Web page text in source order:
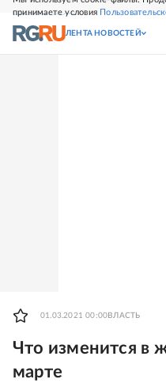
принимаете условия
СВЕЖИЙ НОМЕР
ЛЕНТА НОВОСТЕЙ
01.03.2021 00:00 ВЛАСТЬ
Что изменится в
марте